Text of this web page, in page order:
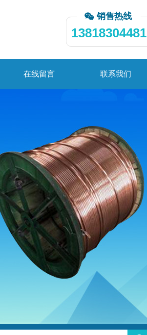
销售热线
13818304481
在线留言 联系我们